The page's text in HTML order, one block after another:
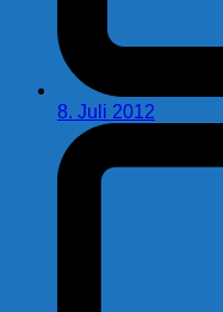
8. Juli 2012